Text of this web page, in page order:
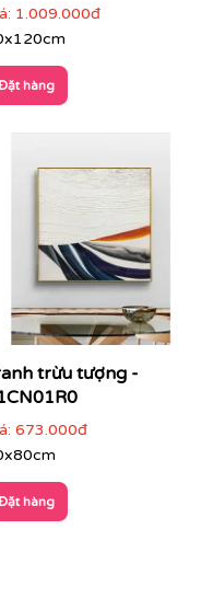
kết với nội thất
tranh để tạo ấn tượng
tranh trở thành tâm
1.009.000đ
hàng
trừu tượng -
673.000đ
hàng